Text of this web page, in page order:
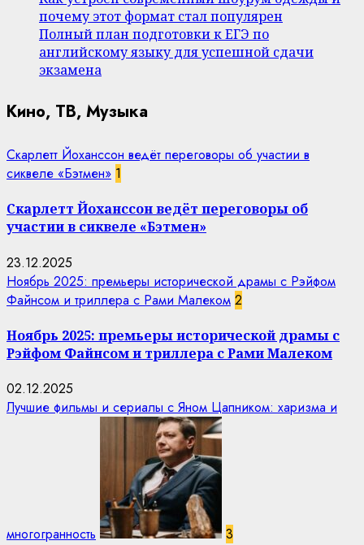
почему этот формат стал популярен
Полный план подготовки к ЕГЭ по
английскому языку для успешной сдачи
экзамена
Кино, ТВ, Музыка
Скарлетт Йоханссон ведёт переговоры об участии в
сиквеле «Бэтмен» 1
Скарлетт Йоханссон ведёт переговоры об
участии в сиквеле «Бэтмен»
23.12.2025
Ноябрь 2025: премьеры исторической драмы с Рэйфом
Файнсом и триллера с Рами Малеком 2
Ноябрь 2025: премьеры исторической драмы с
Рэйфом Файнсом и триллера с Рами Малеком
02.12.2025
Лучшие фильмы и сериалы с Яном Цапником: харизма и
многогранность 3